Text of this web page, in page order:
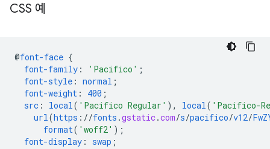
CSS 예
@font-face {
font-family : 'Pacifico' ;
font-style : normal ;
font-weight : 400 ;
src : local ( 'Pacifico Regular' ), local ( 'Pacifico-
url (https ://fonts .gstatic.com/s/pacifico/v12/
format( 'woff2' );
font-display : swap ;